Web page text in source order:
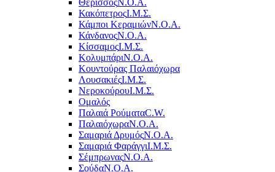
ΘέρισσοςΝ.Ο.Α.
ΚακόπετροςΙ.Μ.Σ.
Κάμποι ΚεραμιώνΝ.Ο.Α.
ΚάνδανοςΝ.Ο.Α.
ΚίσσαμοςΙ.Μ.Σ.
ΚολυμπάριΝ.Ο.Α.
Κουντούρας Παλαιόχωρα
ΛουσακιέςΙ.Μ.Σ.
ΝεροκούρουΙ.Μ.Σ.
Ομαλός
Παλαιά ΡούματαC.W.
ΠαλαιόχωραΝ.Ο.Α.
Σαμαριά ΔρυμόςΝ.Ο.Α.
Σαμαριά ΦαράγγιΙ.Μ.Σ.
ΣέμπρωναςΝ.Ο.Α.
ΣούδαΝ.Ο.Α.